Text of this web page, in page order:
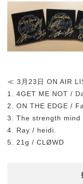
≪ 3月23日 ON AIR
1. 4GET ME NOT /
2. ON THE EDGE /
3. The strength mind
4. Ray / heidi.
5. 21g / CLØWD